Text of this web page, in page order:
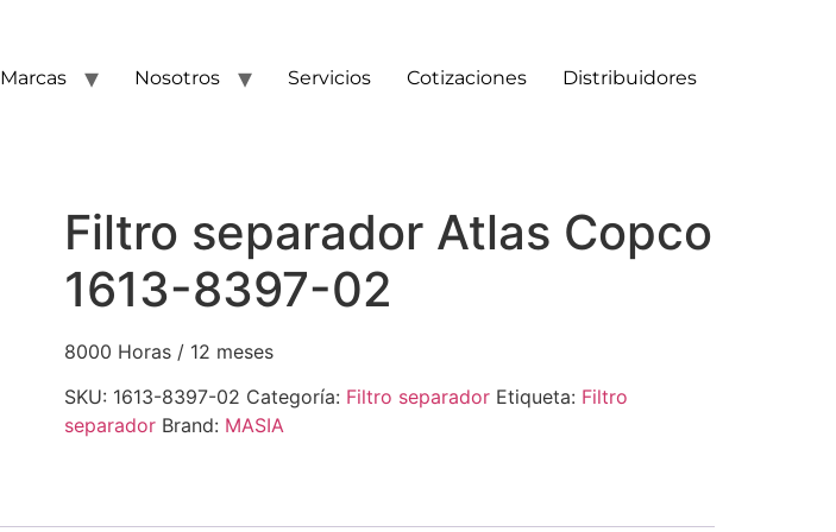
Marcas Nosotros Servicios Cotizaciones Distribuidores
Filtro separador Atlas Copco
1613-8397-02
8000 Horas / 12 meses
SKU: 1613-8397-02 Categoría: Filtro separador Etiqueta: Filtro
separador Brand: MASIA